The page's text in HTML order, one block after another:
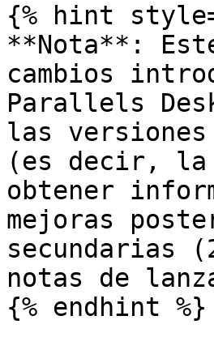
{% hint
**Nota**:
cambios
Parallels
las
(es decir, la
obtener
mejoras
secundarias
notas de
{% endhint %}